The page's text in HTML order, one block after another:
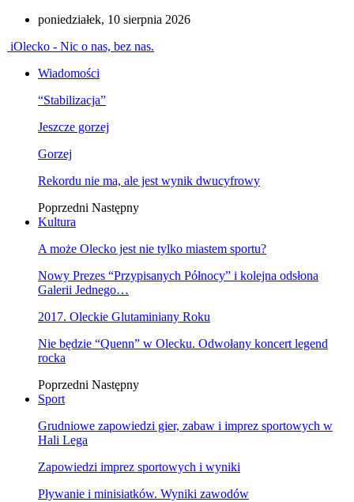
poniedziałek, 10 sierpnia 2026
iOlecko - Nic o nas, bez nas.
Wiadomości
“Stabilizacja”
Jeszcze gorzej
Gorzej
Rekordu nie ma, ale jest wynik dwucyfrowy
Poprzedni Następny
Kultura
A może Olecko jest nie tylko miastem sportu?
Nowy Prezes “Przypisanych Północy” i kolejna odsłona
Galerii Jednego…
2017. Oleckie Glutaminiany Roku
Nie będzie “Quenn” w Olecku. Odwołany koncert legend
rocka
Poprzedni Następny
Sport
Grudniowe zapowiedzi gier, zabaw i imprez sportowych w
Hali Lega
Zapowiedzi imprez sportowych i wyniki
Pływanie i minisiatków. Wyniki zawodów